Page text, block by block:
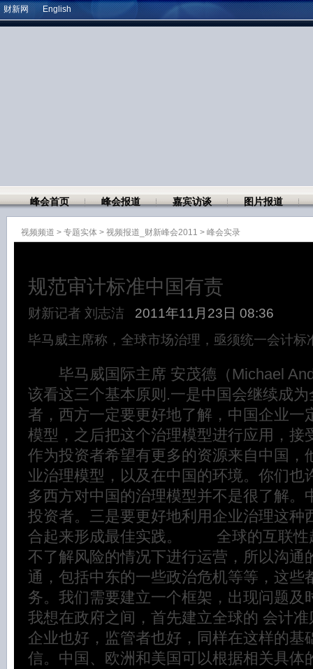
财新网 English
峰会首页 峰会报道 嘉宾访谈 图片报道
视频频道 > 专题实体 > 视频报道_财新峰会2011 > 峰会实录
规范审计标准中国有责
财新记者 刘志洁
2011年11月23日 08:36
毕马威主席称，全球市场治理，亟须统一会计标
毕马威国际主席 安茂德（Michael
该看这三个基本原则.一是中国会继续成
者，西方一定要更好地了解，中国企业一
模型，之后把这个治理模型进行应用，接
作为投资者希望有更多的资源来自中国，
业治理模型，以及在中国的环境。你们也
多西方对中国的治理模型并不是很了解。
投资者。三是要更好地利用企业治理这种
合起来形成最佳实践。 全球的互联性
不了解风险的情况下进行运营，所以沟通
通，包括中东的一些政治危机等等，这些
务。我们需要建立一个框架，出现问
我想在政府之间，首先建立全球的 会计
企业也好，监管者也好，同样在这样的基
信。中国、欧洲和美国可以根据相关具体